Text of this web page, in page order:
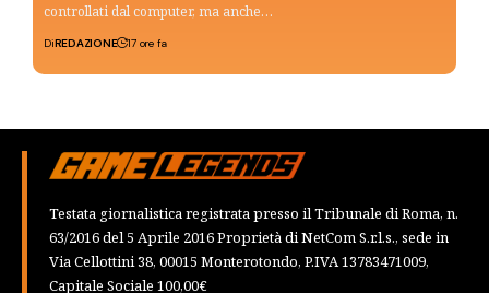
controllati dal computer, ma anche…
DiREDAZIONE 17 ore fa
Testata giornalistica registrata presso il Tribunale di Roma, n.
63/2016 del 5 Aprile 2016 Proprietà di NetCom S.r.l.s., sede in
Via Cellottini 38, 00015 Monterotondo, P.IVA 13783471009,
Capitale Sociale 100,00€